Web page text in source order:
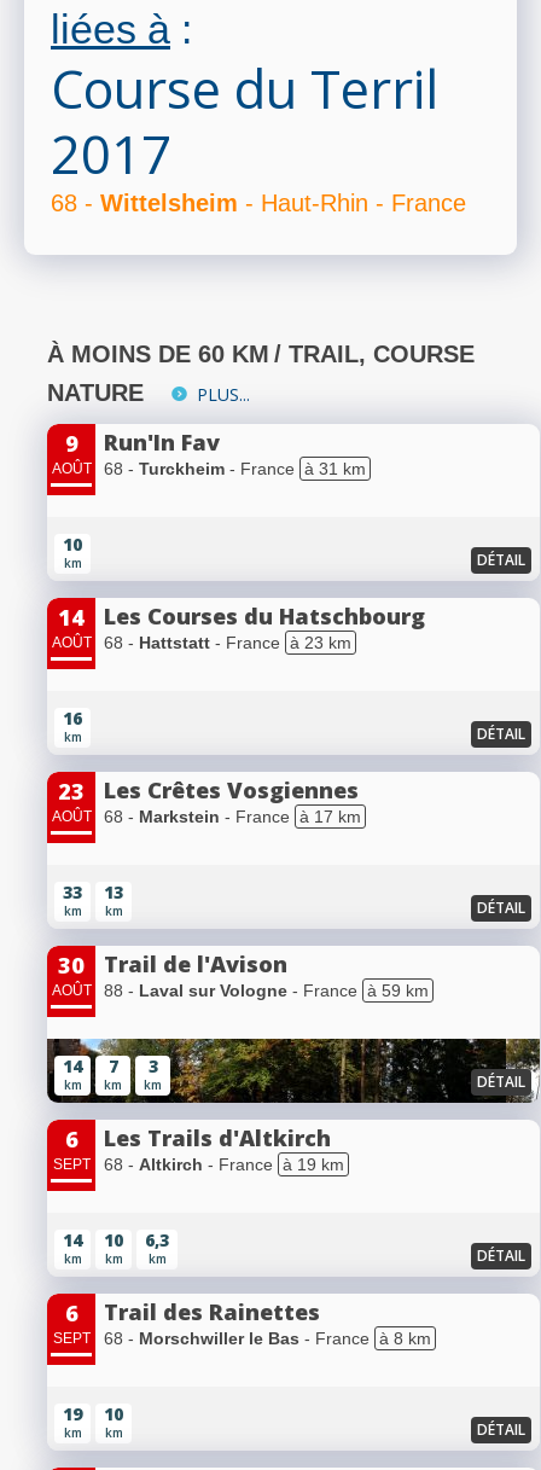
liées à :
Course du Terril
2017
68 - Wittelsheim - Haut-Rhin - France
À MOINS DE 60 KM / TRAIL, COURSE
NATURE
PLUS...
9
AOÛT
Run'In Fav
68 - Turckheim - France à 31 km
10
km DÉTAIL
14
AOÛT
Les Courses du Hatschbourg
68 - Hattstatt - France à 23 km
16
km DÉTAIL
23
AOÛT
Les Crêtes Vosgiennes
68 - Markstein - France à 17 km
33
km
13
km DÉTAIL
30
AOÛT
Trail de l'Avison
88 - Laval sur Vologne - France à 59 km
14
km
7
km
3
km DÉTAIL
6
SEPT
Les Trails d'Altkirch
68 - Altkirch - France à 19 km
14
km
10
km
6,3
km DÉTAIL
6
SEPT
Trail des Rainettes
68 - Morschwiller le Bas - France à 8 km
19
km
10
km DÉTAIL